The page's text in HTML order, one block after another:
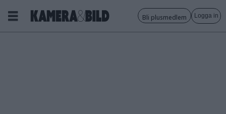
Bli plusmedlem Logga in